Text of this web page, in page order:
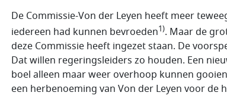
De Commissie-Von der Leyen heeft meer
iedereen had kunnen bevroeden1). Maar de
deze Commissie heeft ingezet staan. De
Dat willen regeringsleiders zo houden. Een
boel alleen maar weer overhoop kunnen
een herbenoeming van Von der Leyen voor de